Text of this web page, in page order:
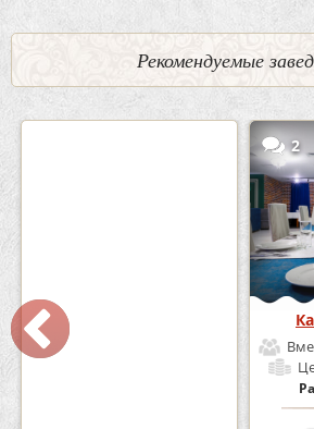
Рекомендуемые
Кафе-Бар Бермуды
Вместимость:
2